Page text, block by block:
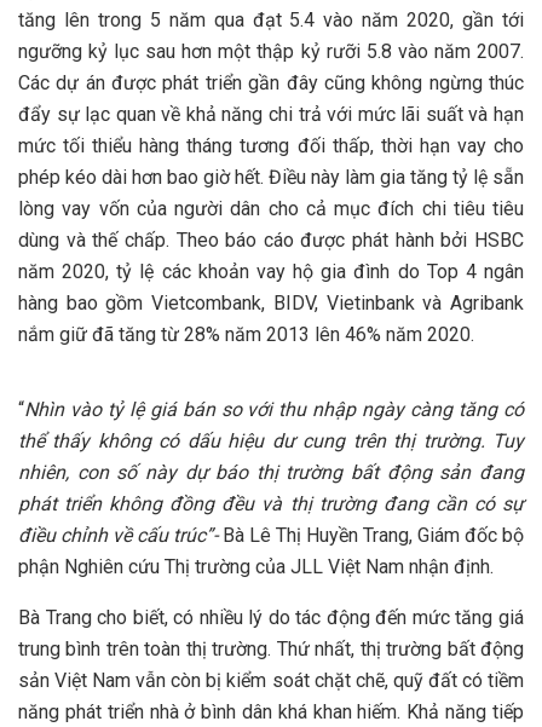
tăng lên trong 5 năm qua đạt 5.4 vào năm 2020, gần tới
ngưỡng kỷ lục sau hơn một thập kỷ rưỡi 5.8 vào năm 2007.
Các dự án được phát triển gần đây cũng không ngừng thúc
đẩy sự lạc quan về khả năng chi trả với mức lãi suất và hạn
mức tối thiểu hàng tháng tương đối thấp, thời hạn vay cho
phép kéo dài hơn bao giờ hết. Điều này làm gia tăng tỷ lệ sẵn
lòng vay vốn của người dân cho cả mục đích chi tiêu tiêu
dùng và thế chấp. Theo báo cáo được phát hành bởi HSBC
năm 2020, tỷ lệ các khoản vay hộ gia đình do Top 4 ngân
hàng bao gồm Vietcombank, BIDV, Vietinbank và Agribank
nắm giữ đã tăng từ 28% năm 2013 lên 46% năm 2020.
“Nhìn vào tỷ lệ giá bán so với thu nhập ngày càng tăng có
thể thấy không có dấu hiệu dư cung trên thị trường. Tuy
nhiên, con số này dự báo thị trường bất động sản đang
phát triển không đồng đều và thị trường đang cần có sự
điều chỉnh về cấu trúc”-Bà Lê Thị Huyền Trang, Giám đốc bộ
phận Nghiên cứu Thị trường của JLL Việt Nam nhận định.
Bà Trang cho biết, có nhiều lý do tác động đến mức tăng giá
trung bình trên toàn thị trường. Thứ nhất, thị trường bất động
sản Việt Nam vẫn còn bị kiểm soát chặt chẽ, quỹ đất có tiềm
năng phát triển nhà ở bình dân khá khan hiếm. Khả năng tiếp